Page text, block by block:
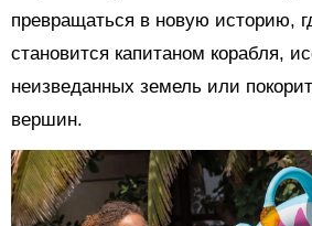
превращаться в новую историю,
становится капитаном корабля,
неизведанных земель или
вершин.